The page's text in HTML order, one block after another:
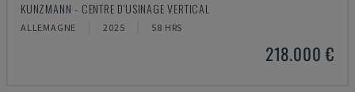
KUNZMANN - CENTRE D'USINAGE VERTICAL
ALLEMAGNE 2025 58 HRS
218.000 €